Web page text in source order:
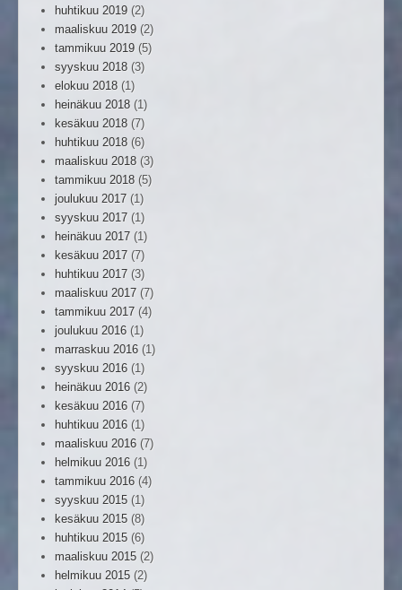
huhtikuu 2019 (2)
maaliskuu 2019 (2)
tammikuu 2019 (5)
syyskuu 2018 (3)
elokuu 2018 (1)
heinäkuu 2018 (1)
kesäkuu 2018 (7)
huhtikuu 2018 (6)
maaliskuu 2018 (3)
tammikuu 2018 (5)
joulukuu 2017 (1)
syyskuu 2017 (1)
heinäkuu 2017 (1)
kesäkuu 2017 (7)
huhtikuu 2017 (3)
maaliskuu 2017 (7)
tammikuu 2017 (4)
joulukuu 2016 (1)
marraskuu 2016 (1)
syyskuu 2016 (1)
heinäkuu 2016 (2)
kesäkuu 2016 (7)
huhtikuu 2016 (1)
maaliskuu 2016 (7)
helmikuu 2016 (1)
tammikuu 2016 (4)
syyskuu 2015 (1)
kesäkuu 2015 (8)
huhtikuu 2015 (6)
maaliskuu 2015 (2)
helmikuu 2015 (2)